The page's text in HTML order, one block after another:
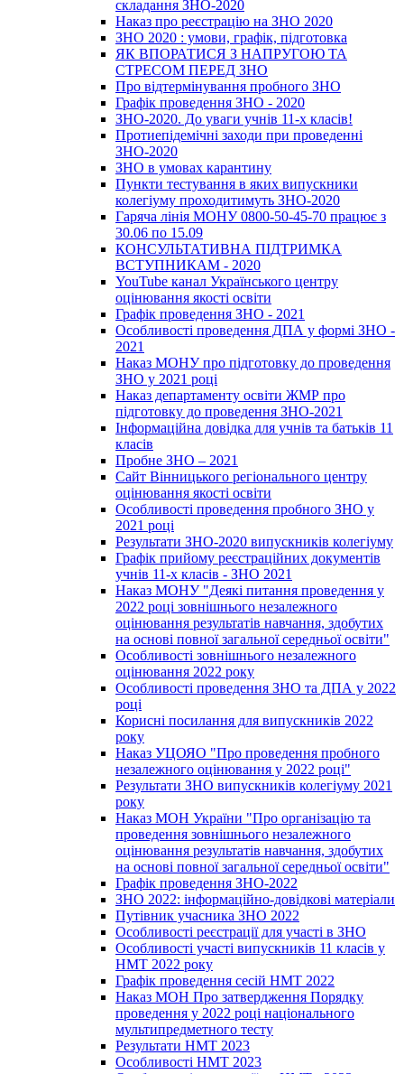
складання ЗНО-2020
Наказ про реєстрацію на ЗНО 2020
ЗНО 2020 : умови, графік, підготовка
ЯК ВПОРАТИСЯ З НАПРУГОЮ ТА
СТРЕСОМ ПЕРЕД ЗНО
Про відтермінування пробного ЗНО
Графік проведення ЗНО - 2020
ЗНО-2020. До уваги учнів 11-х класів!
Протиепідемічні заходи при проведенні
ЗНО-2020
ЗНО в умовах карантину
Пункти тестування в яких випускники
колегіуму проходитимуть ЗНО-2020
Гаряча лінія МОНУ 0800-50-45-70 працює з
30.06 по 15.09
КОНСУЛЬТАТИВНА ПІДТРИМКА
ВСТУПНИКАМ - 2020
YouTube канал Українського центру
оцінювання якості освіти
Графік проведення ЗНО - 2021
Особливості проведення ДПА у формі ЗНО -
2021
Наказ МОНУ про підготовку до проведення
ЗНО у 2021 році
Наказ департаменту освіти ЖМР про
підготовку до проведення ЗНО-2021
Інформаційна довідка для учнів та батьків 11
класів
Пробне ЗНО – 2021
Сайт Вінницького регіонального центру
оцінювання якості освіти
Особливості проведення пробного ЗНО у
2021 році
Результати ЗНО-2020 випускників колегіуму
Графік прийому реєстраційних документів
учнів 11-х класів - ЗНО 2021
Наказ МОНУ "Деякі питання проведення у
2022 році зовнішнього незалежного
оцінювання результатів навчання, здобутих
на основі повної загальної середньої освіти"
Особливості зовнішнього незалежного
оцінювання 2022 року
Особливості проведення ЗНО та ДПА у 2022
році
Корисні посилання для випускників 2022
року
Наказ УЦОЯО "Про проведення пробного
незалежного оцінювання у 2022 році"
Результати ЗНО випускників колегіуму 2021
року
Наказ МОН України "Про організацію та
проведення зовнішнього незалежного
оцінювання результатів навчання, здобутих
на основі повної загальної середньої освіти"
Графік проведення ЗНО-2022
ЗНО 2022: інформаційно-довідкові матеріали
Путівник учасника ЗНО 2022
Особливості реєстрації для участі в ЗНО
Особливості участі випускників 11 класів у
НМТ 2022 року
Графік проведення сесій НМТ 2022
Наказ МОН Про затвердження Порядку
проведення у 2022 році національного
мультипредметного тесту
Результати НМТ 2023
Особливості НМТ 2023